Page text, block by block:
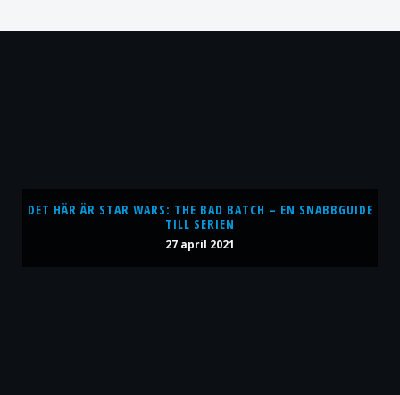
DET HÄR ÄR STAR WARS: THE BAD BATCH – EN SNABBGUIDE
TILL SERIEN
27 april 2021